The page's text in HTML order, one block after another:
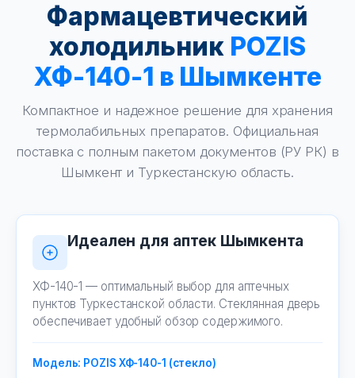
Фармацевтический
холодильник POZIS
ХФ-140-1 в Шымкенте
Компактное и надежное решение для хранения
термолабильных препаратов. Официальная
поставка с полным пакетом документов (РУ РК) в
Шымкент и Туркестанскую область.
Идеален для аптек Шымкента
ХФ-140-1 — оптимальный выбор для аптечных
пунктов Туркестанской области. Стеклянная дверь
обеспечивает удобный обзор содержимого.
Модель: POZIS ХФ-140-1 (стекло)